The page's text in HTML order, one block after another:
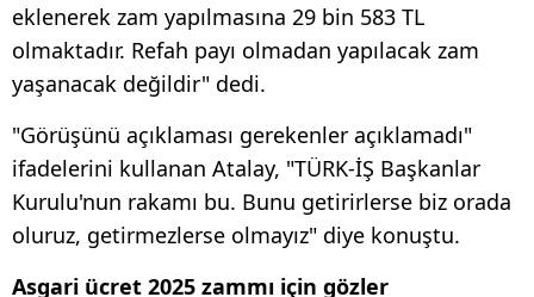
eklenerek zam yapılmasına 29 bin 583 TL
olmaktadır. Refah payı olmadan yapılacak zam
yaşanacak değildir" dedi.
"Görüşünü açıklaması gerekenler açıklamadı"
ifadelerini kullanan Atalay, "TÜRK-İŞ Başkanlar
Kurulu'nun rakamı bu. Bunu getirirlerse biz orada
oluruz, getirmezlerse olmayız" diye konuştu.
Asgari ücret 2025 zammı için gözler